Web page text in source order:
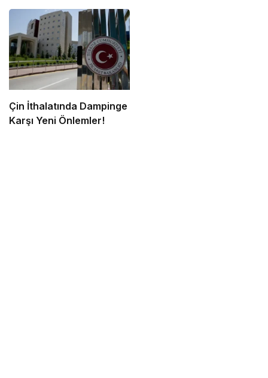
Çin İthalatında Dampinge
Karşı Yeni Önlemler!